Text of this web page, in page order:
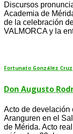
Discursos
Academia de
de la celebración
VALMORCA y la
Fortunato González Cruz
Don Augusto
Acto de develación
Aranguren en el
de Mérida. Acto